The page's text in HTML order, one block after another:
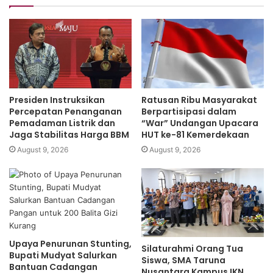
Dalam acara tersebut juga ada diskusi dan tanya jawab
terkait dunia pendidikan yang dihadiri ratusan guru melalui
daring.
Mas Menteri berharap Pembelajaran Tatap Muka segera
bisa digelar sehingga para siswa kembali beraktivitas dan
belajar untuk mengejar ketertinggalan kurikulum.
“Semoga vaksinasi segera kelar untuk para guru, maka
segera kita gelar belajar tatap muka,” ujarnya
Report: Septian I Editor: Fauzan
Presiden Instruksikan
Percepatan Penanganan
Pemadaman Listrik dan
Jaga Stabilitas Harga BBM
August 9, 2026
Ratusan Ribu Masyarakat
Berpartisipasi dalam
“War” Undangan Upacara
HUT ke-81 Kemerdekaan
August 9, 2026
Upaya Penurunan Stunting,
Bupati Mudyat Salurkan
Bantuan Cadangan
Silaturahmi Orang Tua
Siswa, SMA Taruna